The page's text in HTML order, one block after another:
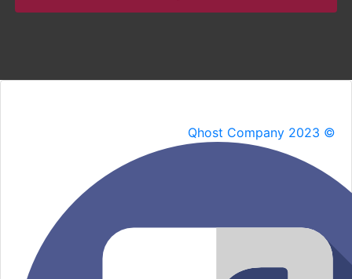
Qhost Company 2023 ©